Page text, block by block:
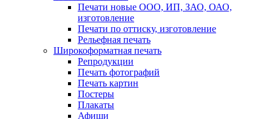
Печати новые ООО, ИП, ЗАО, ОАО,
изготовление
Печати по оттиску, изготовление
Рельефная печать
Широкоформатная печать
Репродукции
Печать фотографий
Печать картин
Постеры
Плакаты
Афиши